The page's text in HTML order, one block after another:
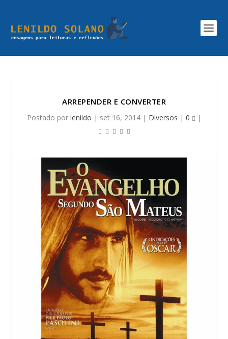
ARREPENDER E CONVERTER
Postado por lenildo | set 16, 2014| Diversos | 0 |